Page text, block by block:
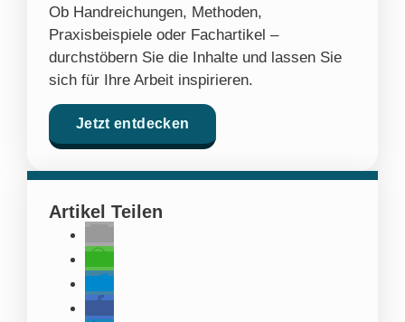
Ob Handreichungen, Methoden,
Praxisbeispiele oder Fachartikel –
durchstöbern Sie die Inhalte und lassen Sie
sich für Ihre Arbeit inspirieren.
Jetzt entdecken
Artikel Teilen